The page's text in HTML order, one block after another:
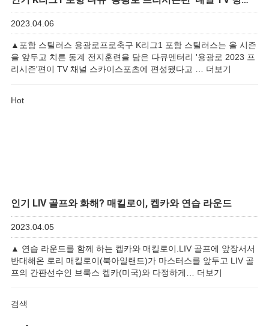
2023.04.06
▲포항 스틸러스 용광로프로축구 K리그1 포항 스틸러스는 올 시즌
을 앞두고 치른 동계 전지훈련을 담은 다큐멘터리 '용광로 2023 프
리시즌'편이 TV 채널 스카이스포츠에 편성됐다고 … 더보기
Hot
인기 LIV 골프와 화해? 매킬로이, 켑카와 연습 라운드
2023.04.05
▲ 연습 라운드를 함께 하는 켑카와 매킬로이.​LIV 골프에 앞장서서
반대해온 로리 매킬로이(북아일랜드)가 마스터스를 앞두고 LIV 골
프의 간판선수인 브룩스 켑카(미국)와 다정하게… 더보기
검색